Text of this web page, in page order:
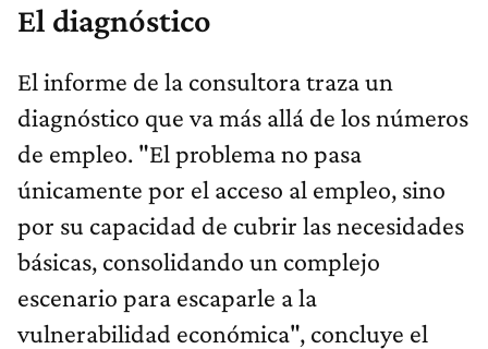
El diagnóstico
El informe de la consultora traza un
diagnóstico que va más allá de los números
de empleo. "El problema no pasa
únicamente por el acceso al empleo, sino
por su capacidad de cubrir las necesidades
básicas, consolidando un complejo
escenario para escaparle a la
vulnerabilidad económica", concluye el